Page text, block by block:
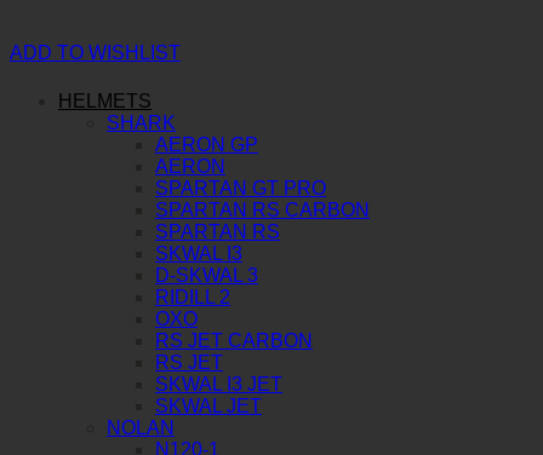
HELMETS
SHARK
AERON GP
AERON
SPARTAN GT PRO
SPARTAN RS CARBON
SPARTAN RS
SKWAL I3
D-SKWAL 3
RIDILL 2
OXO
RS JET CARBON
RS JET
SKWAL I3 JET
SKWAL JET
NOLAN
N120-1
ADD TO WISHLIST